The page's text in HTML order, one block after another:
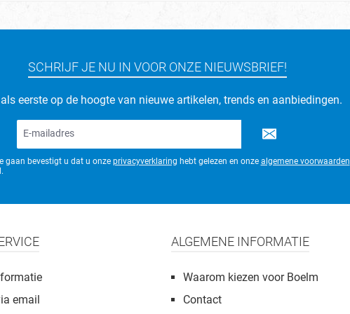
SCHRIJF JE NU IN VOOR ONZE NIEUWSBRIEF!
eerste op de hoogte van nieuwe artikelen, trends en aanbiedingen.
gaan bevestigt u dat u onze privacyverklaring hebt gelezen en onze algemene voorwaarden
email
ALGEMENE INFORMATIE
Waarom kiezen voor Boelm
Contact